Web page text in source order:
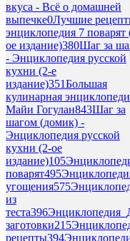
вкуса - Всё о домашней
выпечке0Лучшие
энциклопедия 7 поварят
ое издание)380Шаг за
- Энциклопедия русской
кухни (2-е
издание)351Большая
кулинарная
Майи Гогулан843Шаг за
шагом (домик) -
Энциклопедия русской
кухни (2-ое
издание)105
поварят495
угощения575
из
теста396
заготовки215
рецепты394